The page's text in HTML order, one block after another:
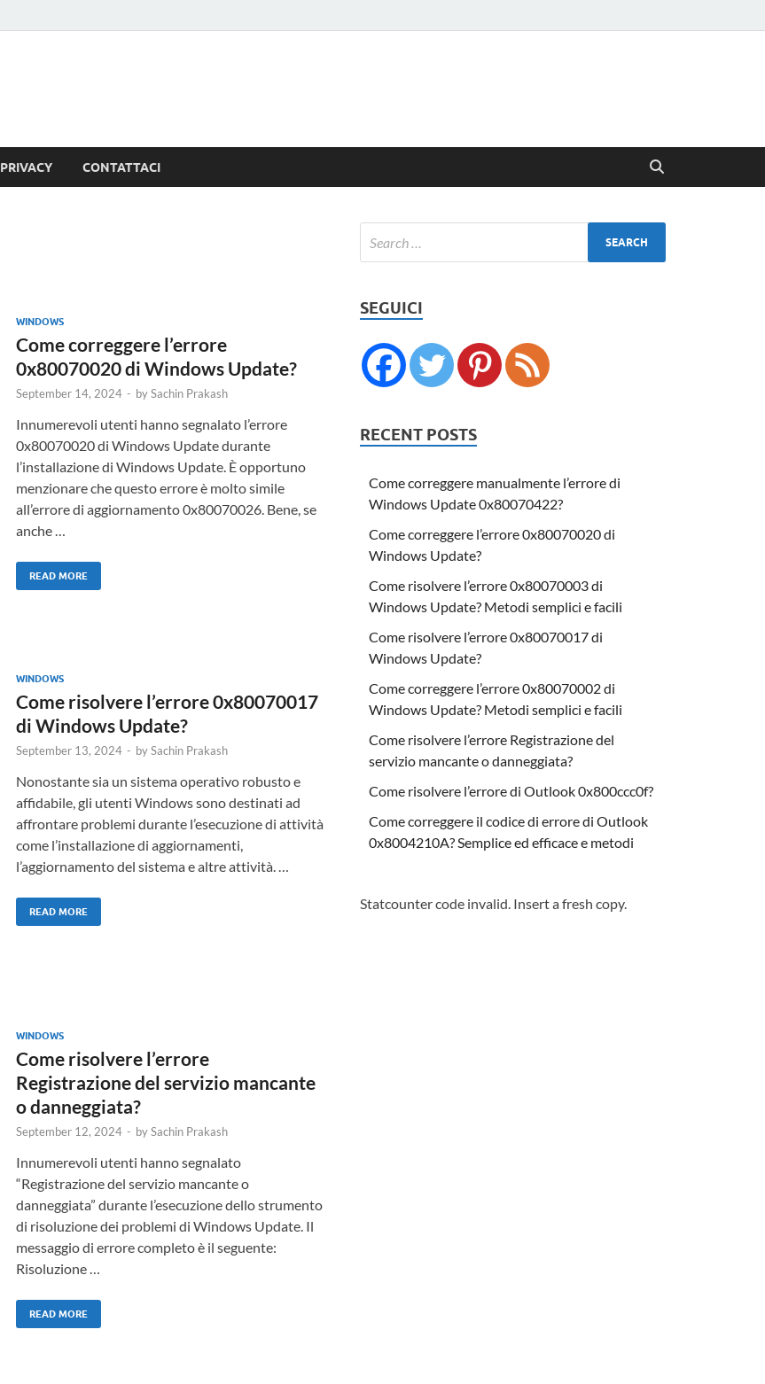
PRIVACY CONTATTACI
WINDOWS
Come correggere l’errore
0x80070020 di Windows Update?
September 14, 2024 - bySachin Prakash
Innumerevoli utenti hanno segnalato l’errore
0x80070020 di Windows Update durante
l’installazione di Windows Update. È opportuno
menzionare che questo errore è molto simile
all’errore di aggiornamento 0x80070026. Bene, se
anche …
READ MORE
WINDOWS
Come risolvere l’errore 0x80070017
di Windows Update?
September 13, 2024 - bySachin Prakash
Nonostante sia un sistema operativo robusto e
affidabile, gli utenti Windows sono destinati ad
affrontare problemi durante l’esecuzione di attività
come l’installazione di aggiornamenti,
l’aggiornamento del sistema e altre attività. …
READ MORE
WINDOWS
Come risolvere l’errore
Registrazione del servizio mancante
o danneggiata?
September 12, 2024 - bySachin Prakash
Innumerevoli utenti hanno segnalato
“Registrazione del servizio mancante o
danneggiata” durante l’esecuzione dello strumento
di risoluzione dei problemi di Windows Update. Il
messaggio di errore completo è il seguente:
Risoluzione …
READ MORE
SEGUICI
RECENT POSTS
Come correggere manualmente l’errore di
Windows Update 0x80070422?
Come correggere l’errore 0x80070020 di
Windows Update?
Come risolvere l’errore 0x80070003 di
Windows Update? Metodi semplici e facili
Come risolvere l’errore 0x80070017 di
Windows Update?
Come correggere l’errore 0x80070002 di
Windows Update? Metodi semplici e facili
Come risolvere l’errore Registrazione del
servizio mancante o danneggiata?
Come risolvere l’errore di Outlook 0x800ccc0f?
Come correggere il codice di errore di Outlook
0x8004210A? Semplice ed efficace e metodi
Statcounter code invalid. Insert a fresh copy.